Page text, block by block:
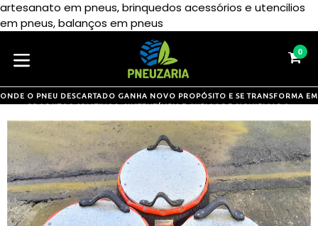
artesanato em pneus, brinquedos acessórios e utencilios
em pneus, balanços em pneus
para
o
conteúdo
0
ONDE O PNEU DESCARTADO GANHA NOVO PROPÓSITO E SE TRANSFORMA EM
PRODUTOS CRIATIVOS, SUSTENTÁVEIS E CHEIOS DE SIGNIFICADO